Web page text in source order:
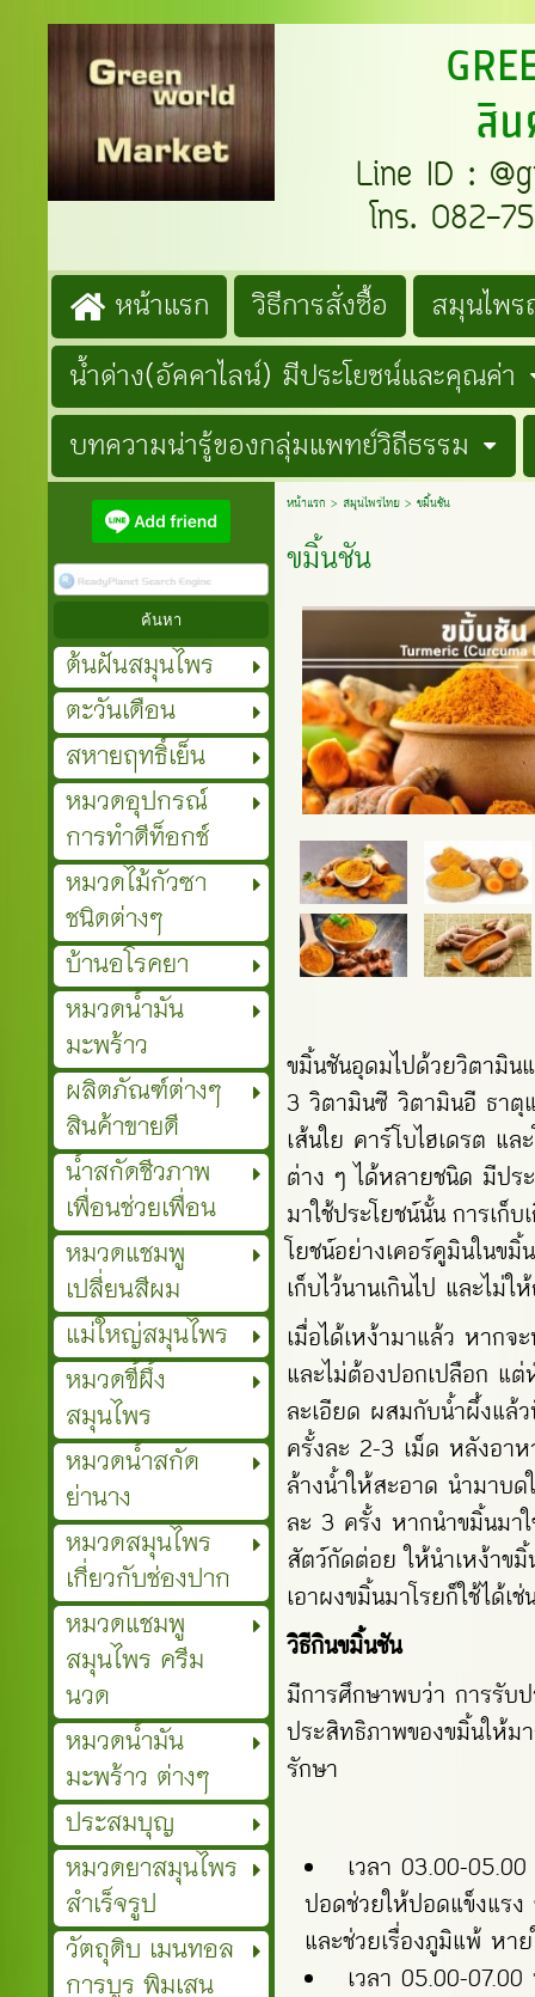
สิ
Line ID :
โทร. 082-
หน้าแรก วิธีการสั่งซื้อ
สมุนไพ
น้ำด่าง(อัคคาไลน์) มีประโยชน์และคุณค่า
บทความน่ารู้ของกลุ่มแพทย์วิถีธรรม
ต้นฝันสมุนไพร
ตะวันเดือน
สหายฤทธิ์เย็น
หมวดอุปกรณ์
การทำดีท็อกช์
หมวดไม้กัวซา
ชนิดต่างๆ
บ้านอโรคยา
หมวดน้ำมัน
มะพร้าว
ผลิตภัณฑ์ต่างๆ
สินค้าขายดี
น้ำสกัดชีวภาพ
เพื่อนช่วยเพื่อน
หมวดแชมพู
เปลี่ยนสีผม
แม่ใหญ่สมุนไพร
หมวดขี้ผึ้ง
สมุนไพร
หมวดน้ำสกัด
ย่านาง
หมวดสมุนไพร
เกี่ยวกับช่องปาก
หมวดแชมพู
สมุนไพร ครีม
นวด
หมวดน้ำมัน
มะพร้าว ต่างๆ
ประสมบุญ
หมวดยาสมุนไพร
สำเร็จรูป
วัตถุดิบ เมนทอล
การบูร พิมเสน
หน้าแรก > สมุนไพรไทย> ขมิ้นชัน
ขมิ้นชัน
ขมิ้นชันอุดมไปด้วยวิตามิ
3 วิตามินซี วิตามินอี ธาตุ
เส้นใย คาร์โบไฮเดรต แ
ต่าง ๆ ได้หลายชนิด มีปร
มาใช้ประโยชน์นั้น การเก็
โยชน์อย่างเคอร์คูมินในข
เก็บไว้นานเกินไป และไม่
เมื่อได้เหง้ามาแล้ว หากจ
และไม่ต้องปอกเปลือก แ
ละเอียด ผสมกับน้ำผึ้งแล้
ครั้งละ 2-3 เม็ด หลังอาห
ล้างน้ำให้สะอาด นำมาบ
ละ 3 ครั้ง หากนำขมิ้นมา
สัตว์กัดต่อย ให้นำเหง้าข
เอาผงขมิ้นมาโรยก็ใช้ได้เ
วิธีกินขมิ้นชัน
มีการศึกษาพบว่า การรับ
ประสิทธิภาพของขมิ้นให้ม
รักษา
เวลา 03.00-
ปอดช่วยให้ปอดแข็งแร
และช่วยเรื่องภูมิแพ้ หา
เวลา 05.00-